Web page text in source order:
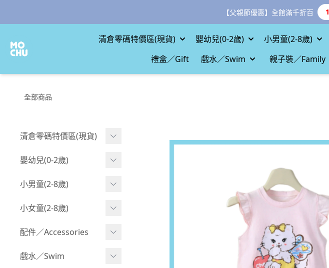
【父親節優惠】全館滿千折百 1
清倉零碼特價區(現貨) 嬰幼兒(0-2歲) 小男童(2-8歲)
禮盒／Gift
戲水／Swim 親子裝／Family
全部商品
清倉零碼特價區(現貨)
現貨.寶寶
現貨.男童
嬰幼兒(0-2歲)
BABY 包屁衣(短袖)
BABY 包屁衣(長袖)
BABY 外套
小男童(2-8歲)
Boy 上身(短袖)
Boy 上身(長袖)
小女童(2-8歲)
Girl 上身(短袖)
Girl 上身(長袖)
配件／Accessories
Acc 口水巾
戲水／Swim